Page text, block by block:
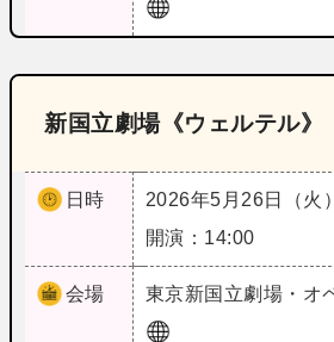
新国立劇場《ウェルテル》
日時
2026年5月26日（火）
開演：14:00
会場 東京新国立劇場・オ